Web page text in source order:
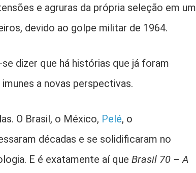
e agruras da própria seleção em um
devido ao golpe militar de 1964.
dizer que há histórias que já foram
a novas perspectivas.
O Brasil, o México, Pelé, o
décadas e se solidificaram no
E é exatamente aí que Brasil 70 – A